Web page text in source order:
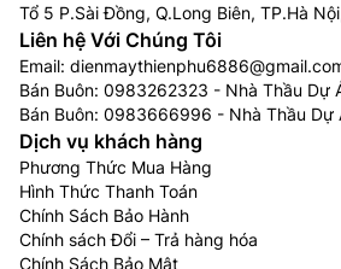
Tổ 5 P.Sài Đồng, Q.Long Biên, TP.Hà
Liên hệ Với Chúng Tôi
Email:
Bán Buôn: 0983262323 - Nhà Thầu Dự
Bán Buôn: 0983666996 - Nhà Thầu Dự
Dịch vụ khách hàng
Phương Thức Mua Hàng
Hình Thức Thanh Toán
Chính Sách Bảo Hành
Chính sách Đổi – Trả hàng hóa
Chính Sách Bảo Mật